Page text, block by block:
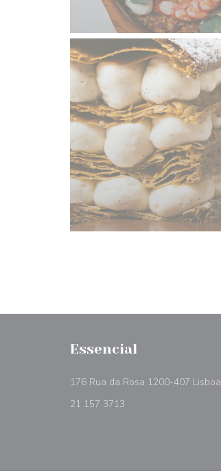
Essencial
176 Rua da Rosa 1200-407 Lisboa
21 157 3713